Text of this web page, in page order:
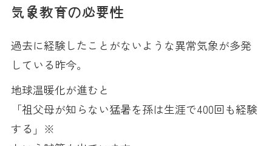
気象教育の必要性
過去に経験したことがないような異常気象が多発
している昨今。
地球温暖化が進むと
「祖父母が知らない猛暑を孫は生涯で400回も経験
する」※